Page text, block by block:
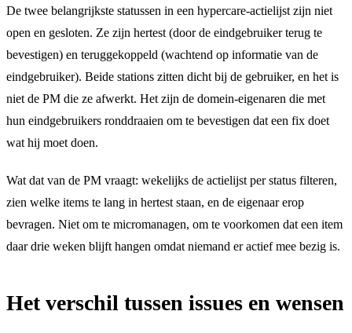
De twee belangrijkste statussen in een hypercare-actielijst zijn niet
open en gesloten. Ze zijn hertest (door de eindgebruiker terug te
bevestigen) en teruggekoppeld (wachtend op informatie van de
eindgebruiker). Beide stations zitten dicht bij de gebruiker, en het is
niet de PM die ze afwerkt. Het zijn de domein-eigenaren die met
hun eindgebruikers ronddraaien om te bevestigen dat een fix doet
wat hij moet doen.
Wat dat van de PM vraagt: wekelijks de actielijst per status filteren,
zien welke items te lang in hertest staan, en de eigenaar erop
bevragen. Niet om te micromanagen, om te voorkomen dat een item
daar drie weken blijft hangen omdat niemand er actief mee bezig is.
Het verschil tussen issues en wensen